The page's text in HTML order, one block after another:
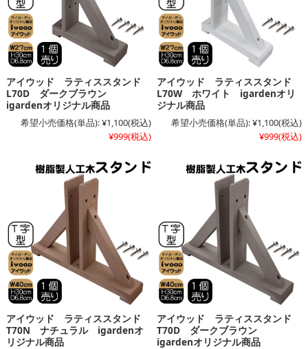
アイウッド ラティススタンド
L70D ダークブラウン
igardenオリジナル商品
希望小売価格(単品):¥1,100(税込)
¥999(税込)
アイウッド ラティススタンド
L70W ホワイト igardenオリ
ジナル商品
希望小売価格(単品):¥1,100(税込)
¥999(税込)
アイウッド ラティススタンド
T70N ナチュラル igardenオ
リジナル商品
アイウッド ラティススタンド
T70D ダークブラウン
igardenオリジナル商品